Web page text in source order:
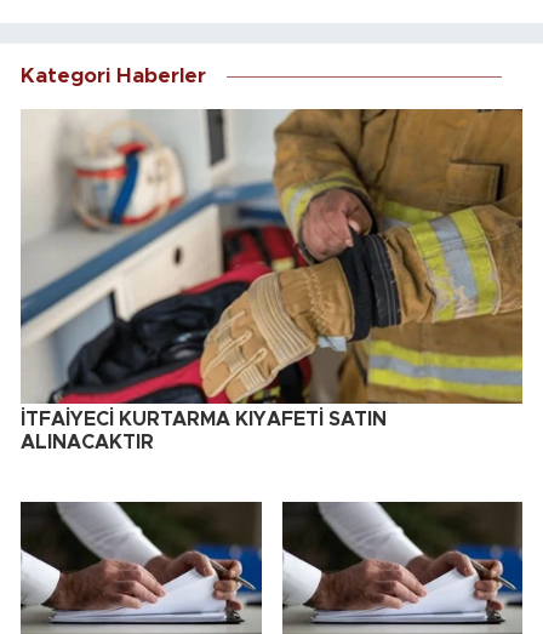
Kategori Haberler
İTFAİYECİ KURTARMA KIYAFETİ SATIN
ALINACAKTIR